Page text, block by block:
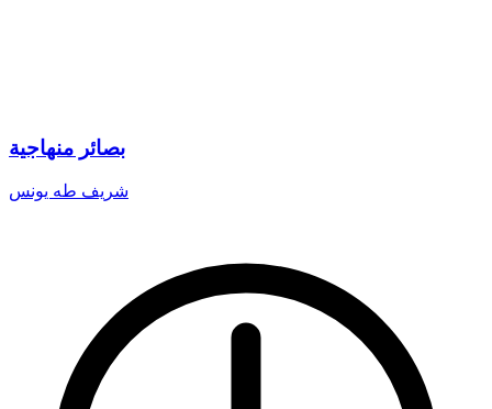
بصائر منهاجية
شريف طه يونس